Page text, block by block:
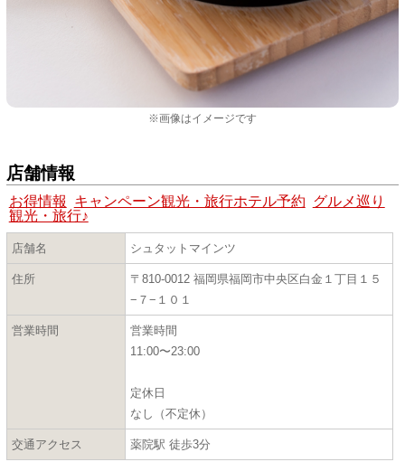
※画像はイメージです
店舗情報
お得情報 キャンペーン観光・旅行ホテル予約 グルメ巡り
観光・旅行♪
店舗名 シュタットマインツ
住所
〒810-0012 福岡県福岡市中央区白金１丁目１５
−７−１０１
営業時間
営業時間
11:00〜23:00
定休日
なし（不定休）
交通アクセス 薬院駅 徒歩3分